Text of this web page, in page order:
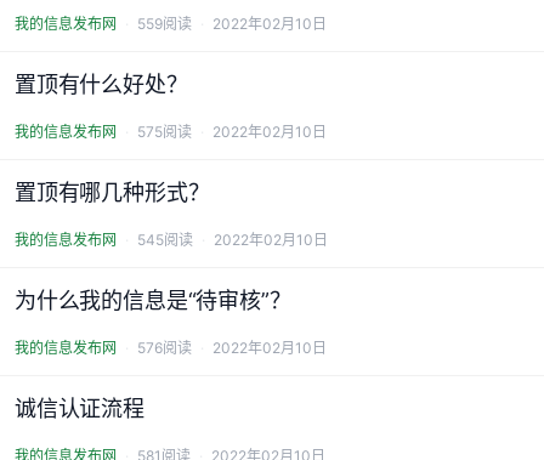
我的信息发布网 559阅读 2022年02月10日
置顶有什么好处？
我的信息发布网 575阅读 2022年02月10日
置顶有哪几种形式？
我的信息发布网 545阅读 2022年02月10日
为什么我的信息是“待审核”？
我的信息发布网 576阅读 2022年02月10日
诚信认证流程
我的信息发布网 581阅读 2022年02月10日